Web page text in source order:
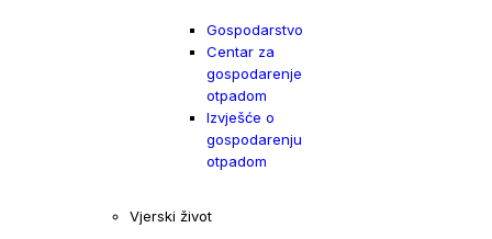
Gospodarstvo
Centar za
gospodarenje
otpadom
Izvješće o
gospodarenju
otpadom
Vjerski život